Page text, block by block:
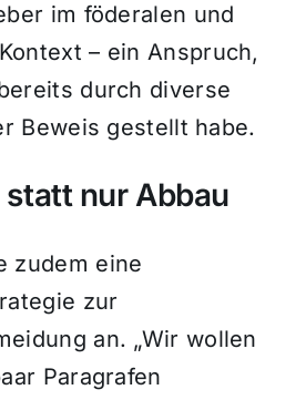
im föderalen und
– ein Anspruch,
durch diverse
Beweis gestellt habe.
nur Abbau
zudem eine
zur
an. „Wir wollen
Paragrafen